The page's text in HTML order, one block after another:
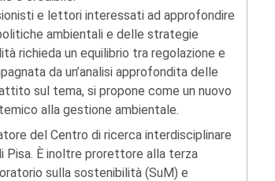
e lettori interessati ad approfondire
ambientali e delle strategie
richieda un equilibrio tra regolazione e
da un’analisi approfondita delle
sul tema, si propone come un nuovo
alla gestione ambientale.
del Centro di ricerca interdisciplinare
Pisa. È inoltre prorettore alla terza
sulla sostenibilità (SuM) e